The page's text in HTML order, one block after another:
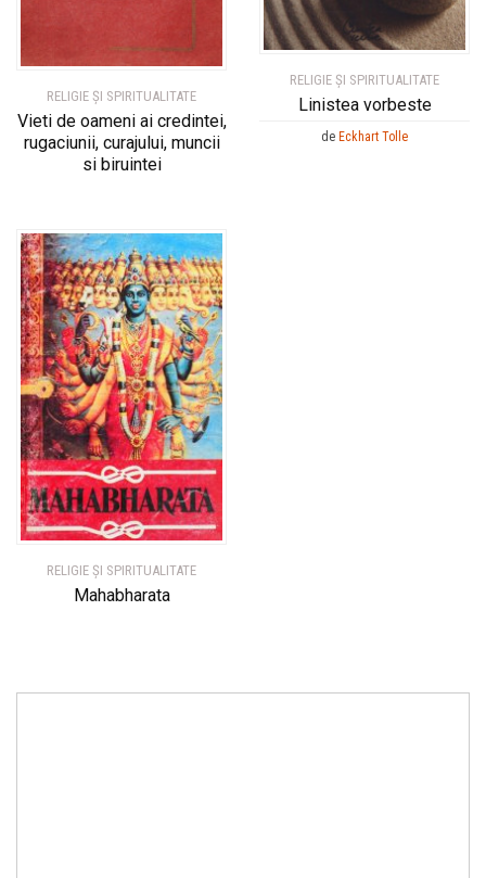
RELIGIE ȘI SPIRITUALITATE
Vieti de oameni ai credintei,
rugaciunii, curajului, muncii
si biruintei
RELIGIE ȘI SPIRITUALITATE
Linistea vorbeste
de Eckhart Tolle
RELIGIE ȘI SPIRITUALITATE
Mahabharata